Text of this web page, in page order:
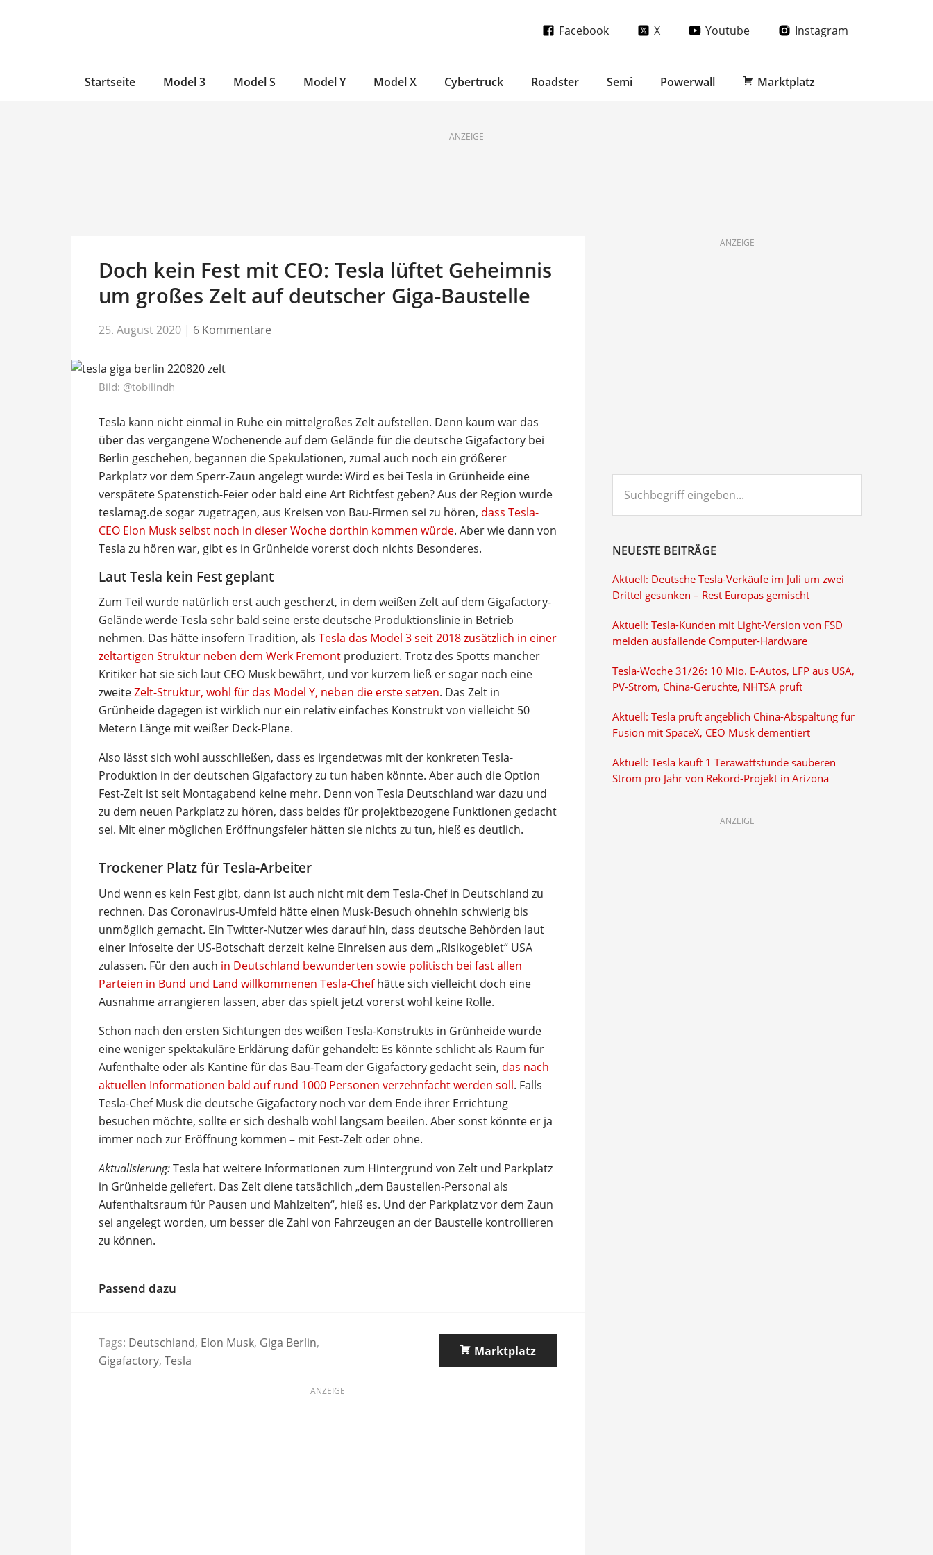
Facebook X Youtube Instagram
Startseite Model 3 Model S Model Y Model X Cybertruck Roadster Semi Powerwall Marktplatz
ANZEIGE
Doch kein Fest mit CEO: Tesla lüftet Geheimnis
um großes Zelt auf deutscher Giga-Baustelle
25. August 2020 | 6 Kommentare
Bild: @tobilindh
Tesla kann nicht einmal in Ruhe ein mittelgroßes Zelt aufstellen. Denn kaum war das
über das vergangene Wochenende auf dem Gelände für die deutsche Gigafactory bei
Berlin geschehen, begannen die Spekulationen, zumal auch noch ein größerer
Parkplatz vor dem Sperr-Zaun angelegt wurde: Wird es bei Tesla in Grünheide eine
verspätete Spatenstich-Feier oder bald eine Art Richtfest geben? Aus der Region wurde
teslamag.de sogar zugetragen, aus Kreisen von Bau-Firmen sei zu hören, dass Tesla-
CEO Elon Musk selbst noch in dieser Woche dorthin kommen würde. Aber wie dann von
Tesla zu hören war, gibt es in Grünheide vorerst doch nichts Besonderes.
Laut Tesla kein Fest geplant
Zum Teil wurde natürlich erst auch gescherzt, in dem weißen Zelt auf dem Gigafactory-
Gelände werde Tesla sehr bald seine erste deutsche Produktionslinie in Betrieb
nehmen. Das hätte insofern Tradition, als Tesla das Model 3 seit 2018 zusätzlich in einer
zeltartigen Struktur neben dem Werk Fremont produziert. Trotz des Spotts mancher
Kritiker hat sie sich laut CEO Musk bewährt, und vor kurzem ließ er sogar noch eine
zweiteZelt-Struktur, wohl für das Model Y, neben die erste setzen. Das Zelt in
Grünheide dagegen ist wirklich nur ein relativ einfaches Konstrukt von vielleicht 50
Metern Länge mit weißer Deck-Plane.
Also lässt sich wohl ausschließen, dass es irgendetwas mit der konkreten Tesla-
Produktion in der deutschen Gigafactory zu tun haben könnte. Aber auch die Option
Fest-Zelt ist seit Montagabend keine mehr. Denn von Tesla Deutschland war dazu und
zu dem neuen Parkplatz zu hören, dass beides für projektbezogene Funktionen gedacht
sei. Mit einer möglichen Eröffnungsfeier hätten sie nichts zu tun, hieß es deutlich.
Trockener Platz für Tesla-Arbeiter
Und wenn es kein Fest gibt, dann ist auch nicht mit dem Tesla-Chef in Deutschland zu
rechnen. Das Coronavirus-Umfeld hätte einen Musk-Besuch ohnehin schwierig bis
unmöglich gemacht. Ein Twitter-Nutzer wies darauf hin, dass deutsche Behörden laut
einer Infoseite der US-Botschaft derzeit keine Einreisen aus dem „Risikogebiet“ USA
zulassen. Für den auch in Deutschland bewunderten sowie politisch bei fast allen
Parteien in Bund und Land willkommenen Tesla-Chefhätte sich vielleicht doch eine
Ausnahme arrangieren lassen, aber das spielt jetzt vorerst wohl keine Rolle.
Schon nach den ersten Sichtungen des weißen Tesla-Konstrukts in Grünheide wurde
eine weniger spektakuläre Erklärung dafür gehandelt: Es könnte schlicht als Raum für
Aufenthalte oder als Kantine für das Bau-Team der Gigafactory gedacht sein, das nach
aktuellen Informationen bald auf rund 1000 Personen verzehnfacht werden soll. Falls
Tesla-Chef Musk die deutsche Gigafactory noch vor dem Ende ihrer Errichtung
besuchen möchte, sollte er sich deshalb wohl langsam beeilen. Aber sonst könnte er ja
immer noch zur Eröffnung kommen – mit Fest-Zelt oder ohne.
Aktualisierung:Tesla hat weitere Informationen zum Hintergrund von Zelt und Parkplatz
in Grünheide geliefert. Das Zelt diene tatsächlich „dem Baustellen-Personal als
Aufenthaltsraum für Pausen und Mahlzeiten“, hieß es. Und der Parkplatz vor dem Zaun
sei angelegt worden, um besser die Zahl von Fahrzeugen an der Baustelle kontrollieren
zu können.
Passend dazu
Tags: Deutschland, Elon Musk, Giga Berlin,
Gigafactory, Tesla
Marktplatz
ANZEIGE
ANZEIGE
eingeben...
NEUESTE BEITRÄGE
Aktuell: Deutsche Tesla-Verkäufe im Juli um zwei
Drittel gesunken – Rest Europas gemischt
Aktuell: Tesla-Kunden mit Light-Version von FSD
melden ausfallende Computer-Hardware
Tesla-Woche 31/26: 10 Mio. E-Autos, LFP aus USA,
PV-Strom, China-Gerüchte, NHTSA prüft
Aktuell: Tesla prüft angeblich China-Abspaltung für
Fusion mit SpaceX, CEO Musk dementiert
Aktuell: Tesla kauft 1 Terawattstunde sauberen
Strom pro Jahr von Rekord-Projekt in Arizona
ANZEIGE